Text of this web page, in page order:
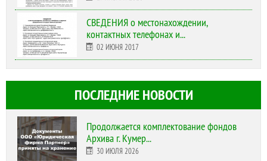
СВЕДЕНИЯ о местонахождении,
контактных телефонах и...
02 ИЮНЯ 2017
ПОСЛЕДНИЕ НОВОСТИ
Продолжается комплектование фондов
Архива г. Кумер...
30 ИЮЛЯ 2026